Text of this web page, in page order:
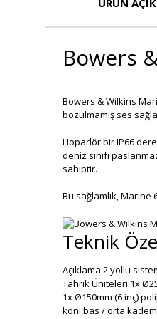
Bowers
Bowers & Wilkins
bozulmamış ses
Hoparlör bir IP66
deniz sınıfı
sahiptir.
Bu sağlamlık,
Teknik
Açıklama 2 yollu
Tahrik Üniteleri 1x
1x Ø150mm (6 inç)
koni bas / orta